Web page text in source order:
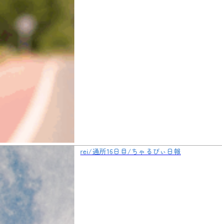
rei/通所16日目/ちゃるびぃ日報